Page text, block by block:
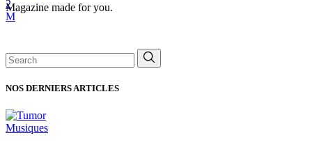
Magazine made for you.
Search
for:
NOS DERNIERS ARTICLES
Musiques